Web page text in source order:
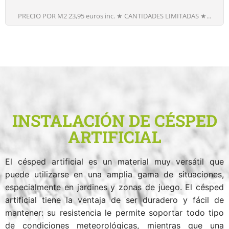
PRECIO POR M2 23,95 euros inc. ★ CANTIDADES LIMITADAS ★...
INSTALACIÓN DE CÉSPED
ARTIFICIAL
El césped artificial es un material muy versátil que
puede utilizarse en una amplia gama de situaciones,
especialmente en jardines y zonas de juego. El césped
artificial tiene la ventaja de ser duradero y fácil de
mantener: su resistencia le permite soportar todo tipo
de condiciones meteorológicas, mientras que una